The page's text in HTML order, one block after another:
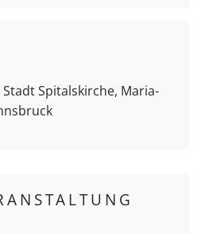
Spitalskirche, Maria-